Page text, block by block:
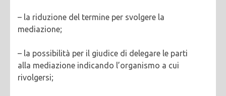
– la riduzione del termine per svolgere la
mediazione;
– la possibilità per il giudice di delegare le parti
alla mediazione indicando l’organismo a cui
rivolgersi;